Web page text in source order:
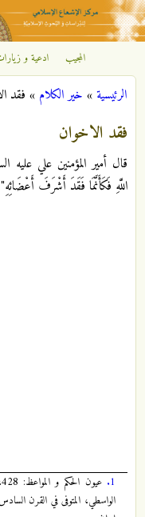
تجاوز إلى
مركز
الإشعاع
الإسلامي
المجيب ادعية و
أنت هنا
الرئيسية» خير الكلام » فقد
فقد الاخوان
قال أمير المؤمنين علي
اللَّهِ فَكَأَنَّمَا فَقَدَ أَشْرَفَ أَعْضَائِهِ"
1.